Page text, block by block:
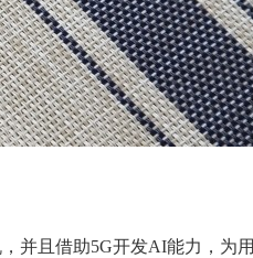
并且借助5G开发AI能力，为用